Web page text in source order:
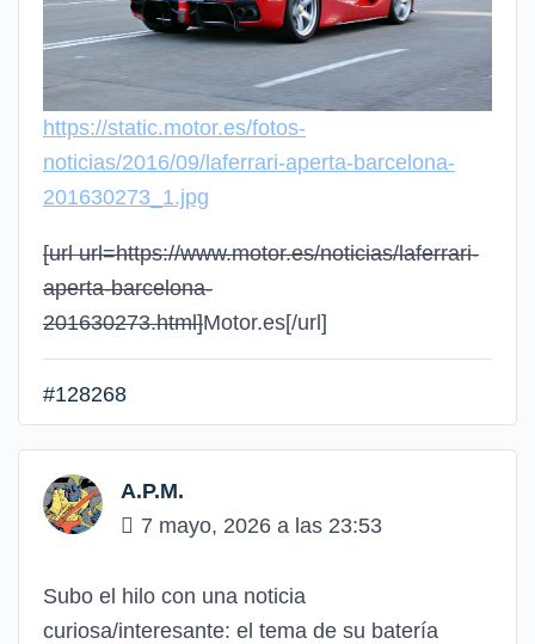
https://static.motor.es/fotos-
noticias/2016/09/laferrari-aperta-barcelona-
201630273_1.jpg
[url url=https://www.motor.es/noticias/laferrari-
aperta-barcelona-
201630273.html]Motor.es[/url]
#128268
A.P.M.
7 mayo, 2026 a las 23:53
Subo el hilo con una noticia
curiosa/interesante: el tema de su batería